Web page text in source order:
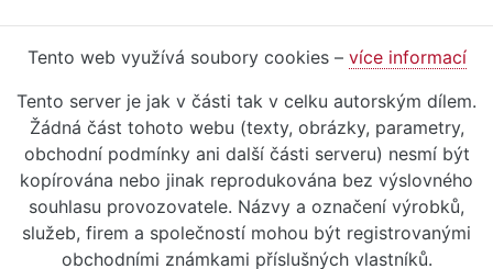
Tento web využívá soubory cookies – více informací
Tento server je jak v části tak v celku autorským dílem.
Žádná část tohoto webu (texty, obrázky, parametry,
obchodní podmínky ani další části serveru) nesmí být
kopírována nebo jinak reprodukována bez výslovného
souhlasu provozovatele. Názvy a označení výrobků,
služeb, firem a společností mohou být registrovanými
obchodními známkami příslušných vlastníků.